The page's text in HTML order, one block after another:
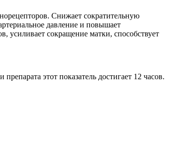
Снижает сократительную
давление и повышает
усиливает сокращение матки, способствует
этот показатель достигает 12 часов.